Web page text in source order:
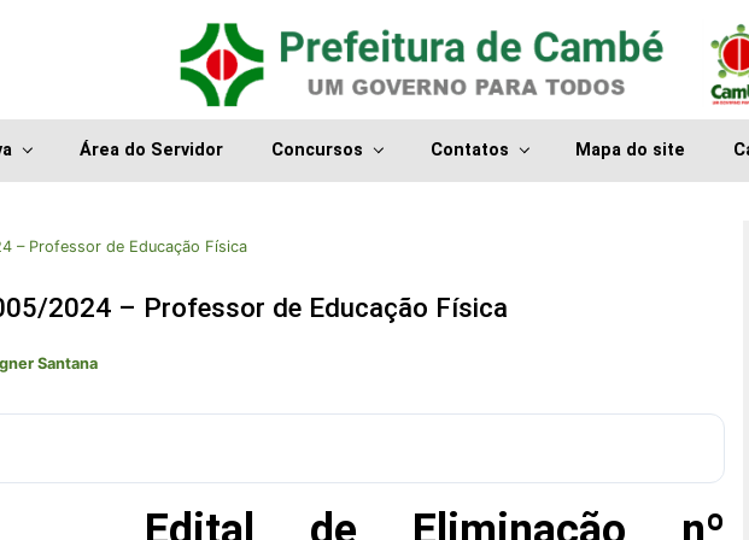
Área do Servidor Concursos Contatos Mapa do site
– Professor de Educação Física
2024 – Professor de Educação Física
Santana